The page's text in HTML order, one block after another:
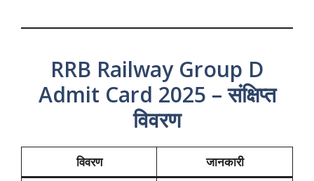
RRB Railway Group D
Admit Card 2025 – संक्षिप्त
विवरण
विवरण जानकारी